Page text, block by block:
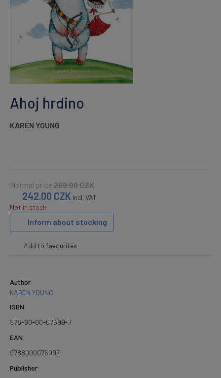
Ahoj hrdino
KAREN YOUNG
Normal price 269.00CZK
242.00 CZK incl. VAT
Not in stock
Inform about stocking
Add to favourites
Author
KAREN YOUNG
ISBN
978-80-00-07699-7
EAN
9788000076997
Publisher